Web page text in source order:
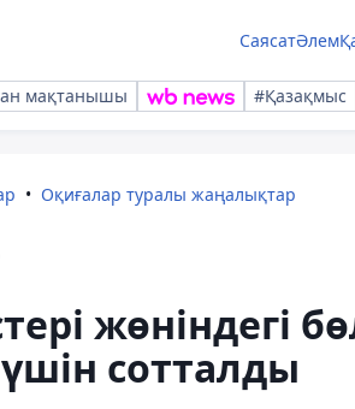
СаясатӘлем
мақтанышы #Қазақмыс
Оқиғалар туралы жаңалықтар
жөніндегі
сотталды